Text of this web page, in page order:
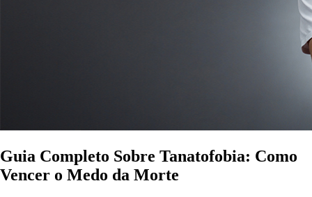
Guia Completo Sobre Tanatofobia: Como
Vencer o Medo da Morte